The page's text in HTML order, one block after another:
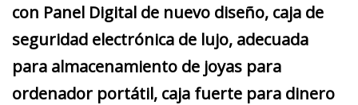
con Panel Digital de nuevo diseño, caja de
seguridad electrónica de lujo, adecuada
para almacenamiento de joyas para
ordenador portátil, caja fuerte para dinero